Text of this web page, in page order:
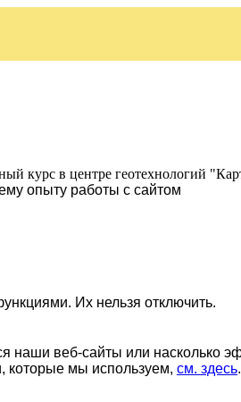
курс в центре геотехнологий
опыту работы с сайтом
Их нельзя отключить.
веб-сайты или насколько
которые мы используем, см. здесь.